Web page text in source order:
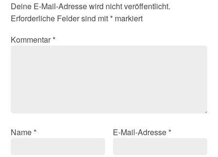
Deine E-Mail-Adresse wird nicht veröffentlicht.
Erforderliche Felder sind mit * markiert
Kommentar *
Name * E-Mail-Adresse *